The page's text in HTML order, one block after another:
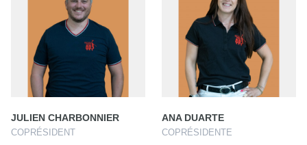
JULIEN CHARBONNIER
COPRÉSIDENT
ANA DUARTE
COPRÉSIDENTE